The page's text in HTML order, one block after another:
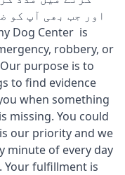
اور جب بھی آپ کو
robbery, or
purpose is to
to find evidence
when something
missing. You could
our priority and we
minute of every day
Your fulfillment is